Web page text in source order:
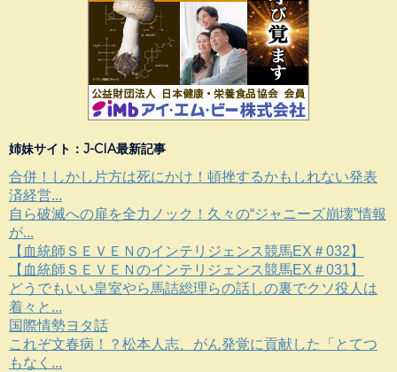
姉妹サイト：J-CIA最新記事
合併！しかし片方は死にかけ！頓挫するかもしれない発表
済経営...
自ら破滅への扉を全力ノック！久々の“ジャニーズ崩壊”情報
が...
【血統師ＳＥＶＥＮのインテリジェンス競馬EX＃032】
【血統師ＳＥＶＥＮのインテリジェンス競馬EX＃031】
どうでもいい皇室やら馬詰総理らの話しの裏でクソ役人は
着々と...
国際情勢ヨタ話
これぞ文春病！？松本人志、がん発覚に貢献した「とてつ
もなく...